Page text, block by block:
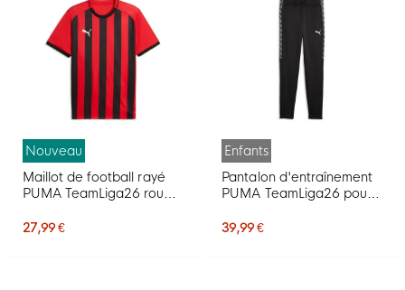
Nouveau
Maillot de football rayé
PUMA TeamLiga26 rouge
27,99 €
Enfants
Pantalon d'entraînement
PUMA TeamLiga26 pour
39,99 €